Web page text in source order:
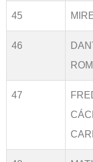
45
46
47